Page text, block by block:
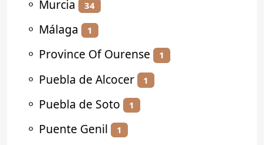
⚬ Murcia 34
⚬ Málaga 1
⚬ Province Of Ourense 1
⚬ Puebla de Alcocer 1
⚬ Puebla de Soto 1
⚬ Puente Genil 1